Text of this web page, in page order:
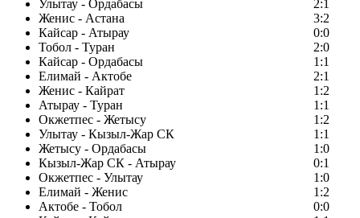
Улытау - Ордабасы
2:1
Женис - Астана
3:2
Кайсар - Атырау
0:0
Тобол - Туран
2:0
Кайсар - Ордабасы
1:1
Елимай - Актобе
2:1
Женис - Кайрат
1:2
Атырау - Туран
1:1
Окжетпес - Жетысу
1:2
Улытау - Кызыл-Жар СК
1:1
Жетысу - Ордабасы
1:0
Кызыл-Жар СК - Атырау
0:1
Окжетпес - Улытау
1:0
Елимай - Женис
1:2
Актобе - Тобол
0:0